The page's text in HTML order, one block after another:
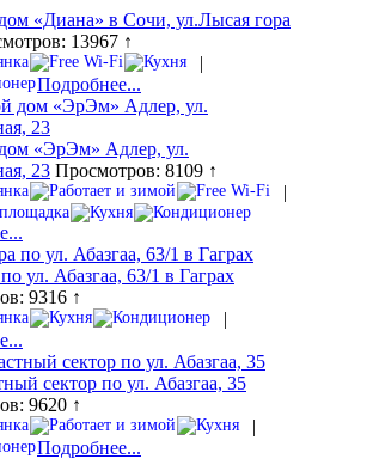
«Диана» в Сочи, ул.Лысая гора
13967 ↑
|
Подробнее...
«ЭрЭм» Адлер, ул.
23 Просмотров: 8109 ↑
|
ул. Абазгаа, 63/1 в Гаграх
9316 ↑
|
сектор по ул. Абазгаа, 35
9620 ↑
|
Подробнее...